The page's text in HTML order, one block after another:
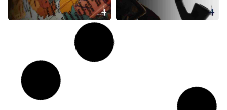
Utilizziamo i cookie!
Questo sito web utilizza i cookie per migliorare la tua esperienza di